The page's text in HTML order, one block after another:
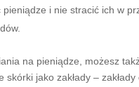
i nie stracić ich w
na pieniądze, możesz
skórki jako zakłady – zakłady